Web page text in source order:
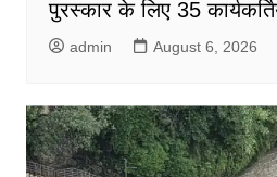
पुरस्कार के लिए 35
admin August 6, 2026